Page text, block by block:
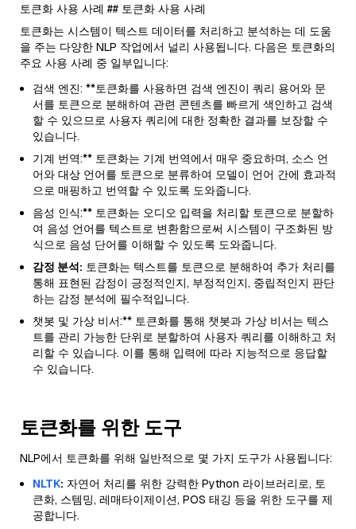
토큰화 사용 사례 ## 토큰화 사용 사례
토큰화는 시스템이 텍스트 데이터를 처리하고 분석하는 데 도움
을 주는 다양한 NLP 작업에서 널리 사용됩니다. 다음은 토큰화의
주요 사용 사례 중 일부입니다:
검색 엔진: **토큰화를 사용하면 검색 엔진이 쿼리 용어와 문
서를 토큰으로 분해하여 관련 콘텐츠를 빠르게 색인하고 검색
할 수 있으므로 사용자 쿼리에 대한 정확한 결과를 보장할 수
있습니다.
기계 번역:** 토큰화는 기계 번역에서 매우 중요하며, 소스 언
어와 대상 언어를 토큰으로 분류하여 모델이 언어 간에 효과적
으로 매핑하고 번역할 수 있도록 도와줍니다.
음성 인식:** 토큰화는 오디오 입력을 처리할 토큰으로 분할하
여 음성 언어를 텍스트로 변환함으로써 시스템이 구조화된 방
식으로 음성 단어를 이해할 수 있도록 도와줍니다.
감정 분석: 토큰화는 텍스트를 토큰으로 분해하여 추가 처리를
통해 표현된 감정이 긍정적인지, 부정적인지, 중립적인지 판단
하는 감정 분석에 필수적입니다.
챗봇 및 가상 비서:** 토큰화를 통해 챗봇과 가상 비서는 텍스
트를 관리 가능한 단위로 분할하여 사용자 쿼리를 이해하고 처
리할 수 있습니다. 이를 통해 입력에 따라 지능적으로 응답할
수 있습니다.
토큰화를 위한 도구
NLP에서 토큰화를 위해 일반적으로 몇 가지 도구가 사용됩니다:
NLTK: 자연어 처리를 위한 강력한 Python 라이브러리로, 토
큰화, 스템밍, 레매타이제이션, POS 태깅 등을 위한 도구를 제
공합니다.